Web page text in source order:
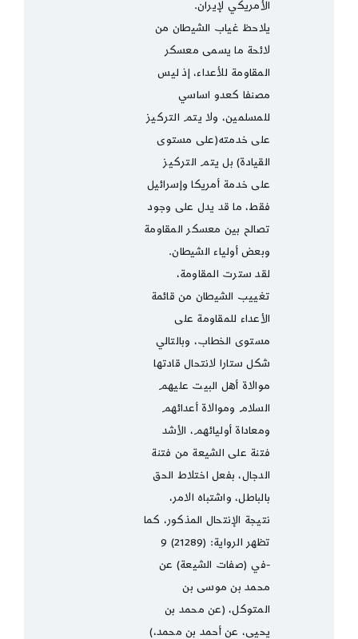
الأمريكي لإيران.
يلاحظ غياب الشيطان من
لائحة ما يسمى معسكر
المقاومة للأعداء، إذ ليس
مصنفا كعدو اساسي
للمسلمين، ولا يتم التركيز
على خدمته(على مستوى
القيادة) بل يتم التركيز
على خدمة أمريكا وإسرائيل
فقط، ما قد يدل على وجود
تصالح بين معسكر المقاومة
وبعض أولياء الشيطان.
لقد سترت المقاومة،
تغييب الشيطان من قائمة
الأعداء للمقاومة على
مستوى الخطاب، وبالتالي
شكل ستارا لانتحال قادتها
موالاة أهل البيت عليهم
السلام وموالاة أعدائهم
ومعاداة أوليائهم، الأشد
فتنة على الشيعة من فتنة
الدجال، بفعل اختلاط الحق
بالباطل، واشتباه الامر،
نتيجة الإنتحال المذكور، كما
تظهر الرواية: (21289) 9
-في (صفات الشيعة) عن
محمد بن موسى بن
المتوكل، (عن محمد بن
يحيى، عن أحمد بن محمد،)